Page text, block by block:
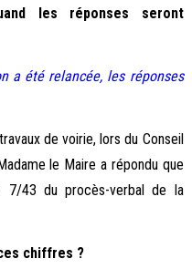
les réponses seront
a été relancée, les réponses
de voirie, lors du Conseil
le Maire a répondu que
7/43 du procès-verbal de la
chiffres ?